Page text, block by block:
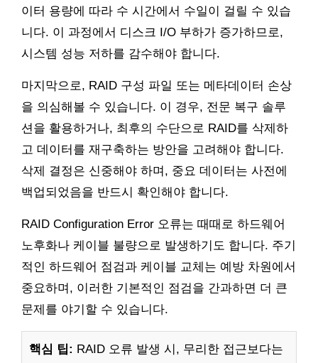
이터 용량에 따라 수 시간에서 수일이 걸릴 수 있습
니다. 이 과정에서 디스크 I/O 부하가 증가하므로,
시스템 성능 저하를 감수해야 합니다.
마지막으로, RAID 구성 파일 또는 메타데이터 손상
을 의심해볼 수 있습니다. 이 경우, 전문 복구 솔루
션을 활용하거나, 최후의 수단으로 RAID를 삭제하
고 데이터를 재구축하는 방안을 고려해야 합니다.
삭제 결정은 신중해야 하며, 중요 데이터는 사전에
백업되었음을 반드시 확인해야 합니다.
RAID Configuration Error 오류는 때때로 하드웨어
노후화나 케이블 불량으로 발생하기도 합니다. 주기
적인 하드웨어 점검과 케이블 교체는 예방 차원에서
중요하며, 이러한 기본적인 점검을 간과하면 더 큰
문제를 야기할 수 있습니다.
핵심 팁: RAID 오류 발생 시, 무리한 접근보다는